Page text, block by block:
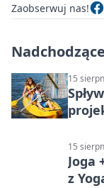
Zaobserwuj nas!
15
15
Joga
z